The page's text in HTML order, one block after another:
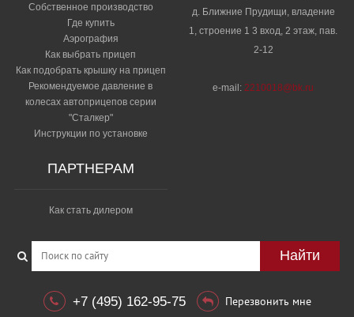
Собственное производство
Где купить
Аэрография
Как выбрать прицеп
Как подобрать крышку на прицеп
Рекомендуемое давление в
колесах автоприцепов серии
"Сталкер"​
Инструкции по установке
ПАРТНЕРАМ
Как стать дилером
д. Ближние Прудищи, владение
1, строение 1 3 вход, 2 этаж, пав.
2-12
e-mail: 2210018@bk.ru
Найти
+7 (495) 162-95-75 Перезвонить мне